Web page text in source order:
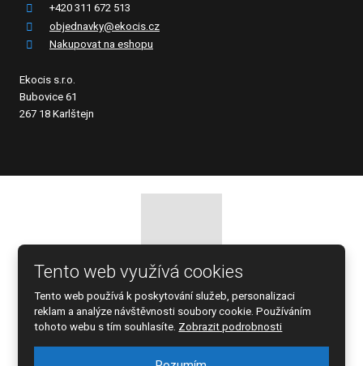
+420 311 672 513
objednavky@ekocis.cz
Nakupovat na eshopu
Ekocis s.r.o.
Bubovice 61
267 18 Karlštejn
© 2026 EKOCIS, spol. s r.o., vytvořila eBRÁNA s.r.o.
Mapa stránek
Podmínky použití
Tento web využívá cookies
Tento web používá k poskytování služeb, personalizaci
reklam a analýze návštěvnosti soubory cookie. Používáním
tohoto webu s tím souhlasíte. Zobrazit podrobnosti